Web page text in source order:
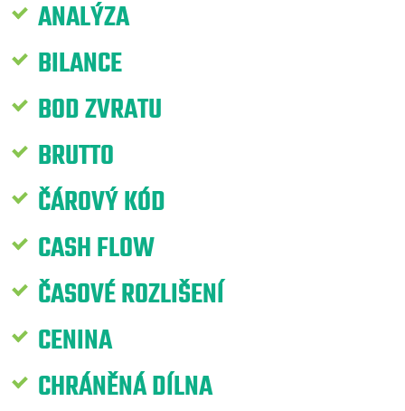
ANALÝZA
BILANCE
BOD ZVRATU
BRUTTO
ČÁROVÝ KÓD
CASH FLOW
ČASOVÉ ROZLIŠENÍ
CENINA
CHRÁNĚNÁ DÍLNA